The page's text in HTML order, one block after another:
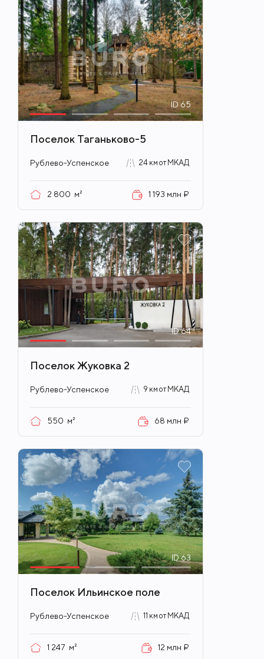
ID65
Поселок Таганьково-5
Рублево-Успенское 24 км от МКАД
2 800 м² 1 193 млн ₽
ID64
Поселок Жуковка 2
Рублево-Успенское 9 км от МКАД
550 м² 68 млн ₽
ID63
Поселок Ильинское поле
Рублево-Успенское 11 км от МКАД
1 247 м² 12 млн ₽